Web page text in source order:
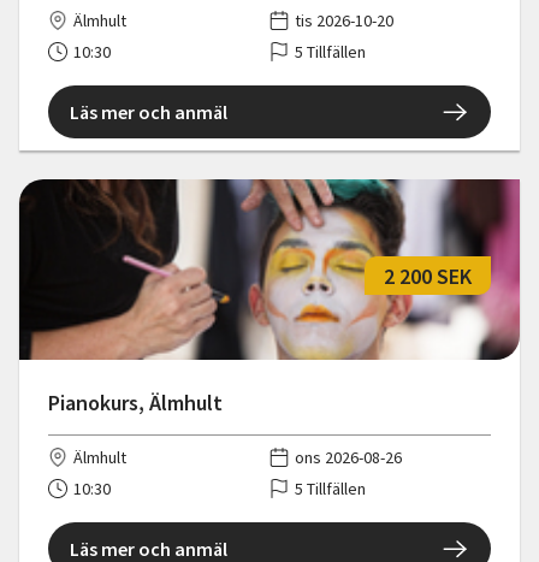
Älmhult
tis 2026-10-20
10:30
5 Tillfällen
Läs mer och anmäl
Pianokurs, Älmhult
2 200 SEK
Älmhult
ons 2026-08-26
10:30
5 Tillfällen
Läs mer och anmäl